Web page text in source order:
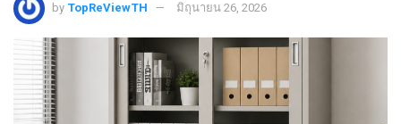
by TopReViewTH มิถุนายน 26, 2026